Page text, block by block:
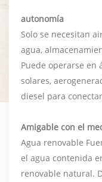
autonomía
Solo se necesitan
agua,
Puede operarse en
solares,
diesel para
Amigable con el
Agua renovable
el agua contenida
renovable natural.